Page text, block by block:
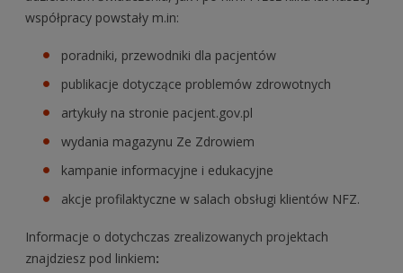
współpracy powstały m.in:
poradniki, przewodniki dla pacjentów
publikacje dotyczące problemów zdrowotnych
artykuły na stronie pacjent.gov.pl
wydania magazynu Ze Zdrowiem
kampanie informacyjne i edukacyjne
akcje profilaktyczne w salach obsługi klientów NFZ.
Informacje o dotychczas zrealizowanych projektach
znajdziesz pod linkiem: